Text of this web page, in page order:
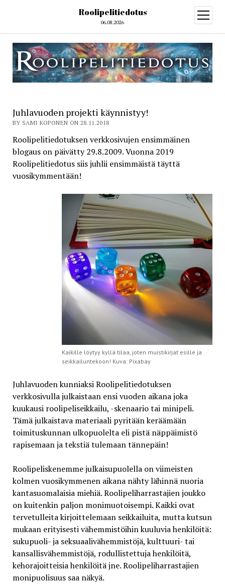
Roolipelitiedotus
06.08.2026
open
menu
Juhlavuoden projekti käynnistyy!
BY SAMI KOPONEN ON 28.11.2018
Roolipelitiedotuksen verkkosivujen ensimmäinen
blogaus on päivätty 29.8.2009. Vuonna 2019
Roolipelitiedotus siis juhlii ensimmäistä täyttä
vuosikymmentään!
Kaikille löytyy kyllä tilaa, joten muistikirjat esille ja
seikkailuntekoon! Kuva: Pixabay
Juhlavuoden kunniaksi Roolipelitiedotuksen
verkkosivulla julkaistaan ensi vuoden aikana joka
kuukausi roolipeliseikkailu, -skenaario tai minipeli.
Tämä julkaistava materiaali pyritään keräämään
toimituskunnan ulkopuolelta eli pistä näppäimistö
rapisemaan ja tekstiä tulemaan tännepäin!
Roolipeliskenemme julkaisupuolella on viimeisten
kolmen vuosikymmenen aikana nähty lähinnä nuoria
kantasuomalaisia miehiä. Roolipeliharrastajien joukko
on kuitenkin paljon monimuotoisempi. Kaikki ovat
tervetulleita kirjoittelemaan seikkailuita, mutta kutsun
mukaan erityisesti vähemmistöihin kuuluvia henkilöitä:
sukupuoli- ja seksuaalivähemmistöjä, kulttuuri- tai
kansallisvähemmistöjä, rodullistettuja henkilöitä,
kehorajoitteisia henkilöitä jne. Roolipeliharrastajien
monipuolisuus saa näkyä.